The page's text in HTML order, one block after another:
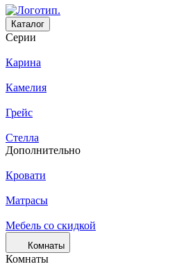
Каталог
Серии
Карина
Камелия
Грейс
Стелла
Дополнительно
Кровати
Матрасы
Мебель со скидкой
Комнаты
Комнаты